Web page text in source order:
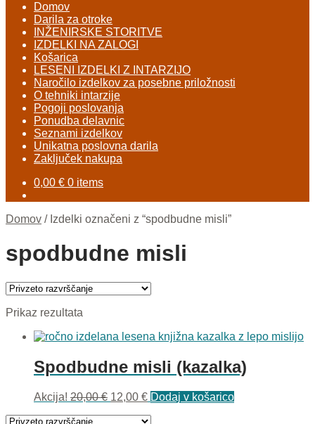
Domov
Darila za otroke
INŽENIRSKE STORITVE
IZDELKI NA ZALOGI
Košarica
LESENI IZDELKI Z INTARZIJO
Naročilo izdelkov za posebne priložnosti
O tehniki intarzije
Pogoji poslovanja
Ponudba delavnic
Seznami izdelkov
Unikatna poslovna darila
Zaključek nakupa
0,00 € 0 items
Domov / Izdelki označeni z “spodbudne misli”
spodbudne misli
Prikaz rezultata
Spodbudne misli (kazalka)
Akcija! 20,00€ Izvirna
12,00 €Trenutna
je:
Dodaj v košarico